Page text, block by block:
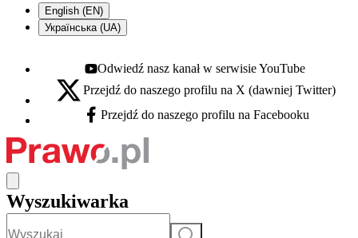
English (EN)
Українська (UA)
Youtube - otwiera się w nowej karcie
Odwiedź nasz kanał w serwisie YouTube
X - otwiera się w nowej karcie
Przejdź do naszego profilu na X (dawniej Twitter)
Facebook - otwiera się w nowej karcie
Przejdź do naszego profilu na Facebooku
Wyszukiwarka
Szukaj